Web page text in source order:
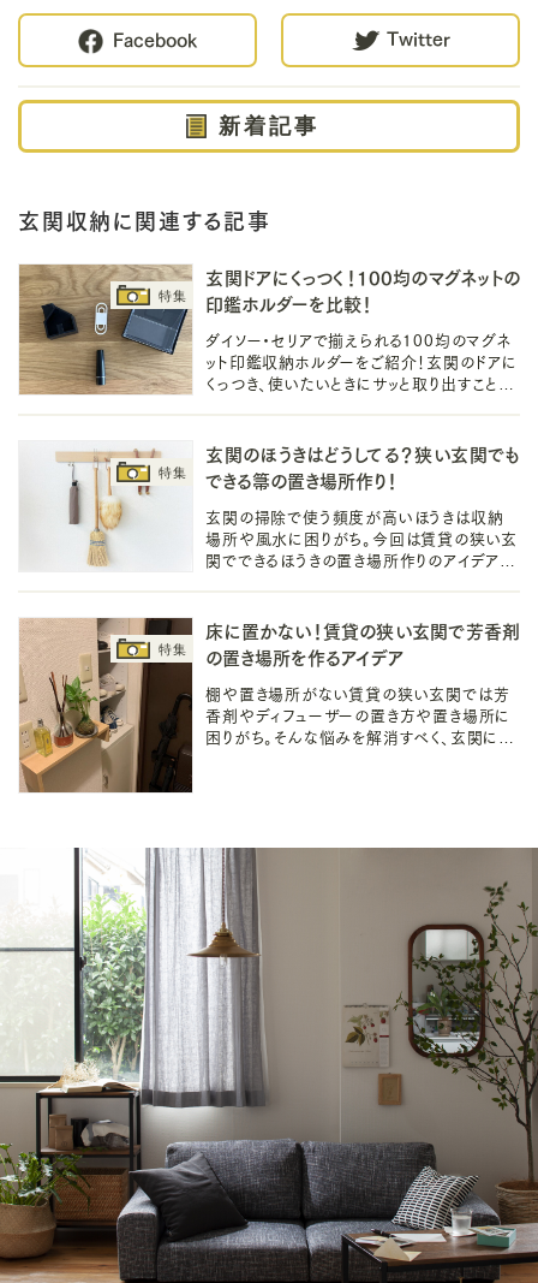
Facebook Twitter
新着記事
玄関収納に関連する記事
玄関ドアにくっつく！100均のマグネットの
印鑑ホルダーを比較！
ダイソー・セリアで揃えられる100均のマグネ
ット印鑑収納ホルダーをご紹介！玄関のドアに
くっつき、使いたいときにサッと取り出すことが
玄関のほうきはどうしてる？狭い玄関でも
できる箒の置き場所作り！
玄関の掃除で使う頻度が高いほうきは収納
場所や風水に困りがち。今回は賃貸の狭い玄
関でできるほうきの置き場所作りのアイデアを
う！
床に置かない！賃貸の狭い玄関で芳香剤
の置き場所を作るアイデア
棚や置き場所がない賃貸の狭い玄関では芳
香剤やディフューザーの置き方や置き場所に
困りがち。そんな悩みを解消すべく、玄関に芳